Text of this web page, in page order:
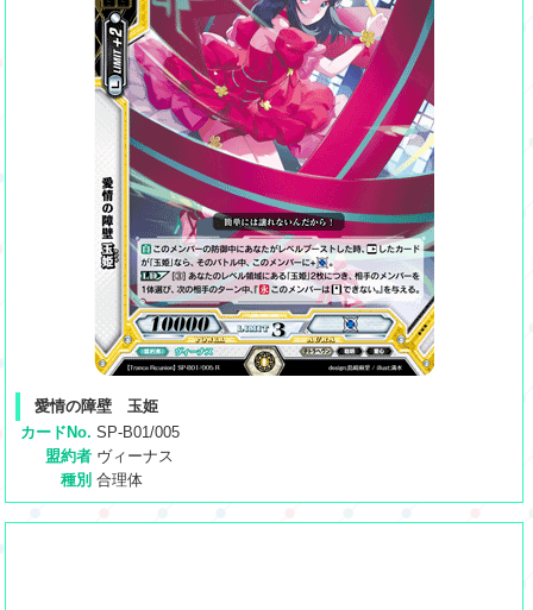
愛情の障壁 玉姫
カードNo. SP-B01/005
盟約者 ヴィーナス
種別 合理体